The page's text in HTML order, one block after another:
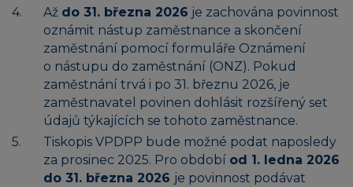
Až do 31. března 2026 je zachována povinnost
oznámit nástup zaměstnance a skončení
zaměstnání pomocí formuláře Oznámení
o nástupu do zaměstnání (ONZ). Pokud
zaměstnání trvá i po 31. březnu 2026, je
zaměstnavatel povinen dohlásit rozšířený set
údajů týkajících se tohoto zaměstnance.
Tiskopis VPDPP bude možné podat naposledy
za prosinec 2025. Pro období od 1. ledna 2026
do 31. března 2026 je povinnost podávat